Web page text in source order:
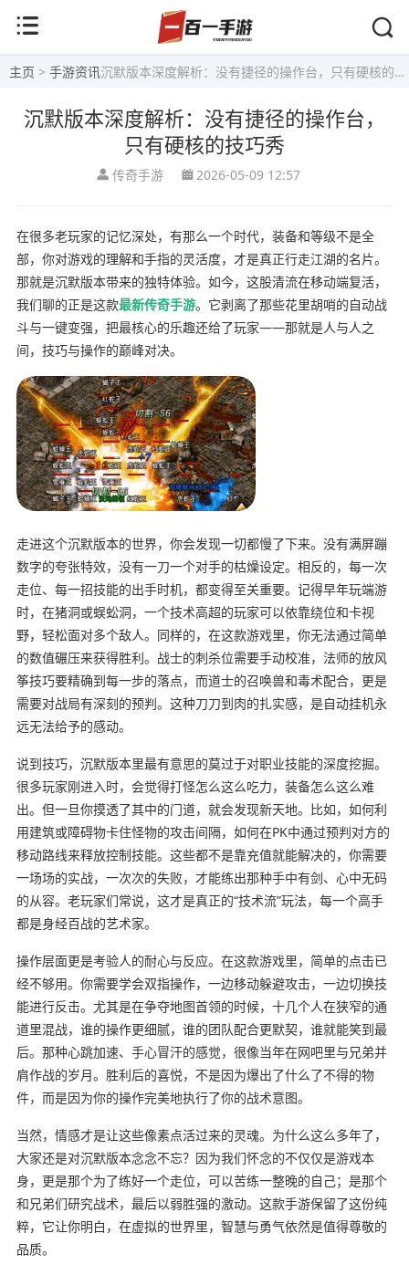
主页 > 手游资讯沉默版本深度解析：没有捷径的操作台，只有硬核的技巧秀
沉默版本深度解析：没有捷径的操作台，
只有硬核的技巧秀
传奇手游 2026-05-09 12:57
在很多老玩家的记忆深处，有那么一个时代，装备和等级不是全
部，你对游戏的理解和手指的灵活度，才是真正行走江湖的名片。
那就是沉默版本带来的独特体验。如今，这股清流在移动端复活，
我们聊的正是这款最新传奇手游。它剥离了那些花里胡哨的自动战
斗与一键变强，把最核心的乐趣还给了玩家——那就是人与人之
间，技巧与操作的巅峰对决。
走进这个沉默版本的世界，你会发现一切都慢了下来。没有满屏蹦
数字的夸张特效，没有一刀一个对手的枯燥设定。相反的，每一次
走位、每一招技能的出手时机，都变得至关重要。记得早年玩端游
时，在猪洞或蜈蚣洞，一个技术高超的玩家可以依靠绕位和卡视
野，轻松面对多个敌人。同样的，在这款游戏里，你无法通过简单
的数值碾压来获得胜利。战士的刺杀位需要手动校准，法师的放风
筝技巧要精确到每一步的落点，而道士的召唤兽和毒术配合，更是
需要对战局有深刻的预判。这种刀刀到肉的扎实感，是自动挂机永
远无法给予的感动。
说到技巧，沉默版本里最有意思的莫过于对职业技能的深度挖掘。
很多玩家刚进入时，会觉得打怪怎么这么吃力，装备怎么这么难
出。但一旦你摸透了其中的门道，就会发现新天地。比如，如何利
用建筑或障碍物卡住怪物的攻击间隔，如何在PK中通过预判对方的
移动路线来释放控制技能。这些都不是靠充值就能解决的，你需要
一场场的实战，一次次的失败，才能练出那种手中有剑、心中无码
的从容。老玩家们常说，这才是真正的“技术流”玩法，每一个高手
都是身经百战的艺术家。
操作层面更是考验人的耐心与反应。在这款游戏里，简单的点击已
经不够用。你需要学会双指操作，一边移动躲避攻击，一边切换技
能进行反击。尤其是在争夺地图首领的时候，十几个人在狭窄的通
道里混战，谁的操作更细腻，谁的团队配合更默契，谁就能笑到最
后。那种心跳加速、手心冒汗的感觉，很像当年在网吧里与兄弟并
肩作战的岁月。胜利后的喜悦，不是因为爆出了什么了不得的物
件，而是因为你的操作完美地执行了你的战术意图。
当然，情感才是让这些像素点活过来的灵魂。为什么这么多年了，
大家还是对沉默版本念念不忘？因为我们怀念的不仅仅是游戏本
身，更是那个为了练好一个走位，可以苦练一整晚的自己；是那个
和兄弟们研究战术，最后以弱胜强的激动。这款手游保留了这份纯
粹，它让你明白，在虚拟的世界里，智慧与勇气依然是值得尊敬的
品质。